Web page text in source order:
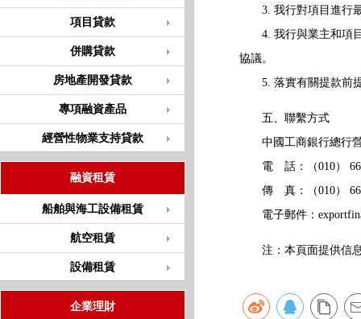
項目貸款
併購貸款
房地產開發貸款
專項融資產品
經營性物業支持貸款
融資租賃
船舶與海工設備租賃
航空租賃
設備租賃
企業理財
3. 我行對項目進行
4. 我行與業主和項目
協議。
5. 落實有關提款前提
五、聯繫方式
中國工商銀行總行
電 話：（010）
傳 真：（010）
電子郵件：
注：本頁面提供信息